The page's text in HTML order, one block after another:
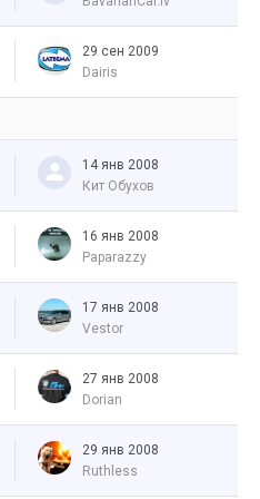
29 сен 2009
Dairis
14 янв 2008
Кит Обухов
16 янв 2008
Paparazzy
17 янв 2008
Vestor
27 янв 2008
Dorian
29 янв 2008
Ruthless